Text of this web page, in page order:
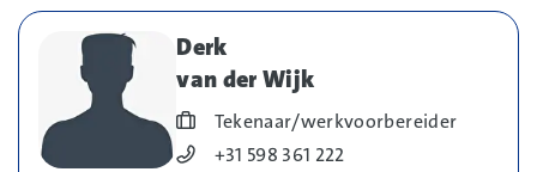
Derk
van der Wijk
Blog_field_Functie
Tekenaar/werkvoorbereider
Blog_field_Telefoonnummer
+31 598 361 222